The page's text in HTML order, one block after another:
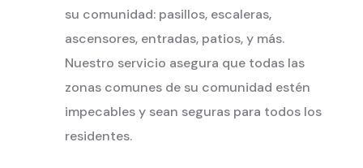
su comunidad: pasillos, escaleras,
ascensores, entradas, patios, y más.
Nuestro servicio asegura que todas las
zonas comunes de su comunidad estén
impecables y sean seguras para todos los
residentes.